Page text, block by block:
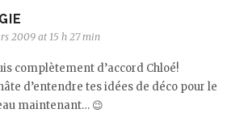
2009 at 15 h 27 min
complètement d’accord Chloé!
d’entendre tes idées de déco pour le
maintenant… 😉